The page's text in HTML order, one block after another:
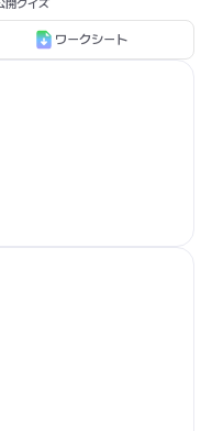
開クイズ
ワークシート